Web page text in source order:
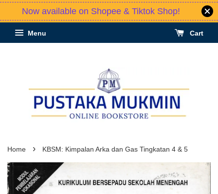
Now available on Shopee & Tiktok Shop!
Menu Cart
Home › KBSM: Kimpalan Arka dan Gas Tingkatan 4 & 5